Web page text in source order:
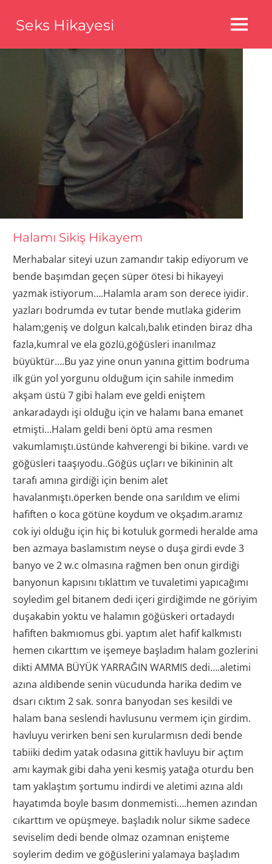
Seks Hikayesi
Hikayeleri,Bedava
MENU
Halamı Sikiş Hikayem
Merhabalar siteyi uzun zamandır takip ediyorum ve
bende başımdan geçen süper ötesi bi hikayeyi
yazmak istiyorum….Halamla aram son derece iyidir.
yazları bodrumda ev tutar bende mutlaka giderim
halam;geniş ve dolgun kalcalı,balık etinden biraz dha
fazla,kumral ve ela gözlü,göğüsleri inanılmaz
büyüktür….Bu yaz yine onun yanına gittim bodruma
ilk gün yol yorgunu olduğum için sahile inmedim
akşam üstü 7 gibi halam eve geldi eniştem
ankaradaydı işi olduğu için ve halamı bana emanet
etmişti…Halam geldi beni öptü ama resmen
vakumlamıştı.üstünde kahverengi bi bikine. vardı ve
göğüsleri taaşıyodu..Göğüs uçları ve bikininin alt
tarafı amına girdiği için benim alet
havalanmıştı.öperken bende ona sarıldım ve elimi
hafiften o koca götüne koydum ve okşadım.aramız
cok iyi olduğu için hiç bi kotuluk gormedi heralde ama
ben azmaya baslamıstım neyse o duşa girdi evde 3
banyo ve 2 w.c olmasına rağmen ben onun girdiği
banyonun kapısını tıklattım ve tuvaletimi yapıcağımı
soyledim gel bitanem dedi içeri girdiğimde ne göriyim
duşakabin yoktu ve halamın göğüskeri ortadaydı
hafiften bakmıomus gbi. yaptım alet hafif kalkmıstı
hemen cıkarttım ve işemeye başladım halam gozlerini
dikti AMMA BÜYÜK YARRAĞIN WARMIS dedi….aletimi
azına aldıbende senin vücudunda harika dedim ve
dsarı cıktım 2 sak. sonra banyodan ses kesildi ve
halam bana seslendi havlusunu vermem için girdim.
havluyu verirken beni sen kurularmısn dedi bende
tabiiki dedim yatak odasına gittik havluyu bir açtım
amı kaymak gibi daha yeni kesmiş yatağa oturdu ben
tam yaklaştım şortumu indirdi ve aletimi azına aldı
hayatımda boyle basım donmemisti….hemen azından
cıkarttım ve opüşmeye. başladık nolur sikme sadece
seviselim dedi bende olmaz ozamnan enişteme
soylerim dedim ve göğüslerini yalamaya başladım